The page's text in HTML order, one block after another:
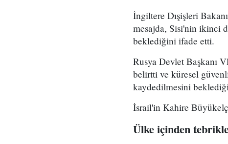
İngiltere Dışişleri
mesajda, Sisi'nin ikinci
beklediğini ifade etti.
Rusya Devlet Başkanı
belirtti ve küresel
kaydedilmesini
İsrail'in Kahire
Ülke içinden